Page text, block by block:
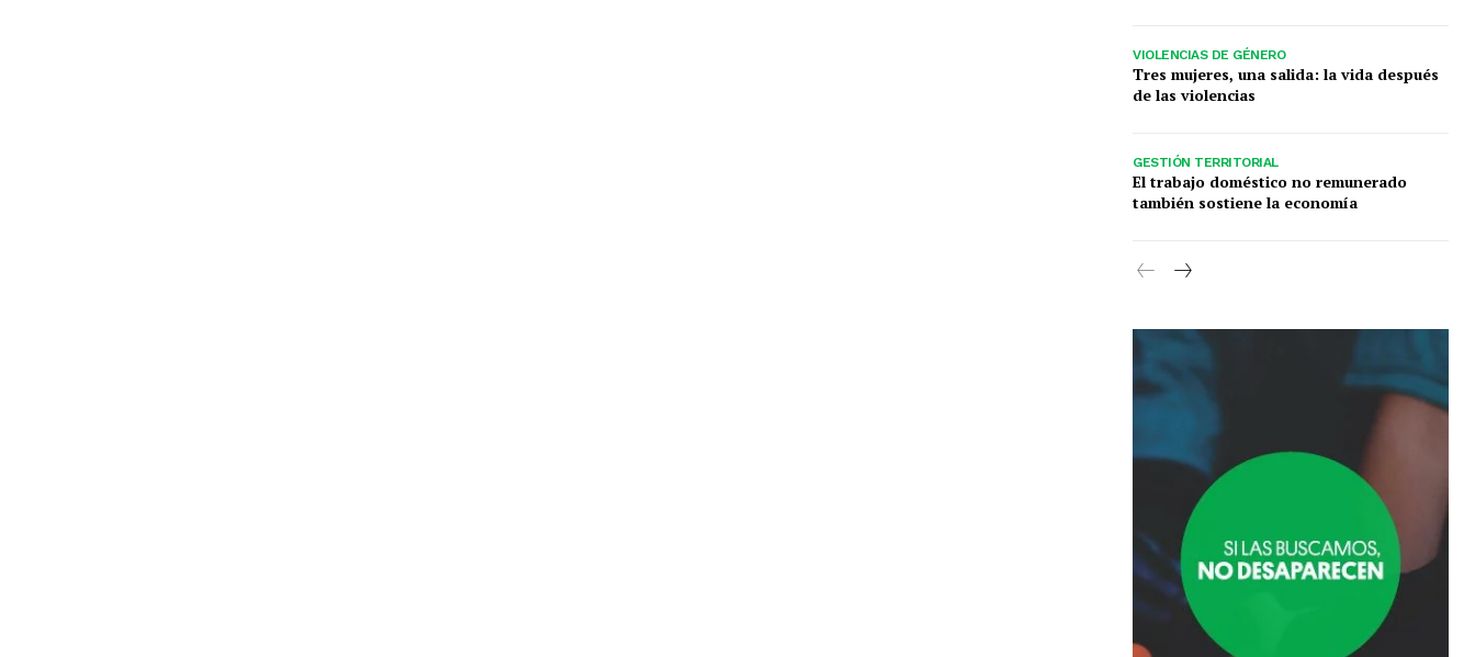
VIOLENCIAS DE GÉNERO
Tres mujeres, una salida: la vida después
de las violencias
GESTIÓN TERRITORIAL
El trabajo doméstico no remunerado
también sostiene la economía